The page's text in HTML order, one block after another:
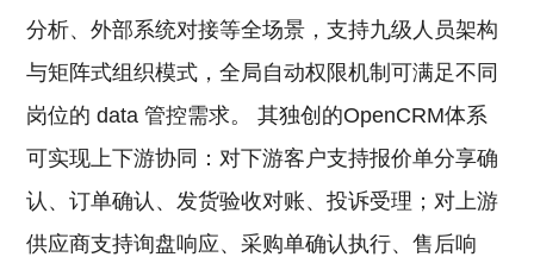
分析、外部系统对接等全场景，支持九级人员架构
与矩阵式组织模式，全局自动权限机制可满足不同
岗位的 data 管控需求。 其独创的OpenCRM体系
可实现上下游协同：对下游客户支持报价单分享确
认、订单确认、发货验收对账、投诉受理；对上游
供应商支持询盘响应、采购单确认执行、售后响